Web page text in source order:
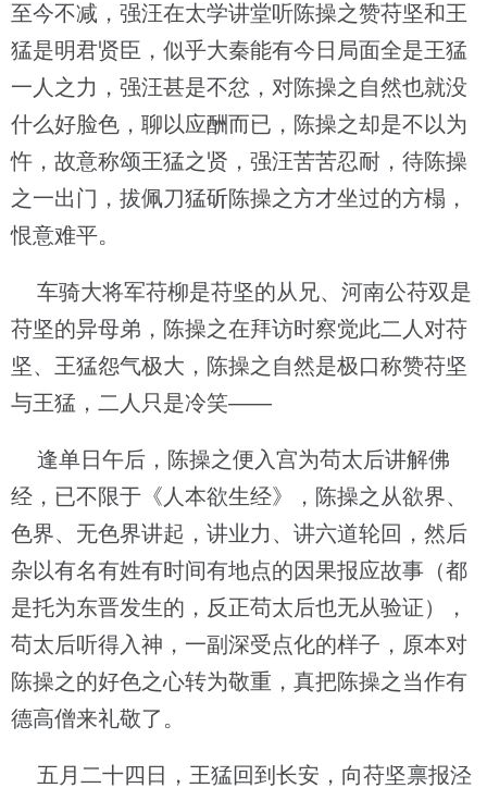
至今不减，强汪在太学讲堂听陈操之赞苻坚和王
猛是明君贤臣，似乎大秦能有今日局面全是王猛
一人之力，强汪甚是不忿，对陈操之自然也就没
什么好脸色，聊以应酬而已，陈操之却是不以为
忤，故意称颂王猛之贤，强汪苦苦忍耐，待陈操
之一出门，拔佩刀猛斫陈操之方才坐过的方榻，
恨意难平。
车骑大将军苻柳是苻坚的从兄、河南公苻双是
苻坚的异母弟，陈操之在拜访时察觉此二人对苻
坚、王猛怨气极大，陈操之自然是极口称赞苻坚
与王猛，二人只是冷笑——
逢单日午后，陈操之便入宫为苟太后讲解佛
经，已不限于《人本欲生经》，陈操之从欲界、
色界、无色界讲起，讲业力、讲六道轮回，然后
杂以有名有姓有时间有地点的因果报应故事（都
是托为东晋发生的，反正苟太后也无从验证），
苟太后听得入神，一副深受点化的样子，原本对
陈操之的好色之心转为敬重，真把陈操之当作有
德高僧来礼敬了。
五月二十四日，王猛回到长安，向苻坚禀报泾